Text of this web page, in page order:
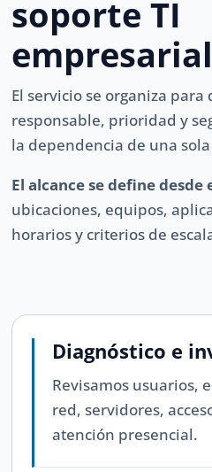
soporte TI
empresarial
El servicio se organiza
responsable, prioridad y
la dependencia de una
El alcance se define desde
ubicaciones, equipos,
horarios y criterios de
Diagnóstico e
Revisamos usuarios,
red, servidores,
atención presencial.